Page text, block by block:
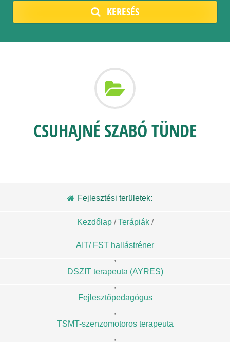
KERESÉS
CSUHAJNÉ SZABÓ TÜNDE
Fejlesztési területek:
Kezdőlap / Terápiák /
AIT/ FST hallástréner
,
DSZIT terapeuta (AYRES)
,
Fejlesztőpedagógus
,
TSMT-szenzomotoros terapeuta
,